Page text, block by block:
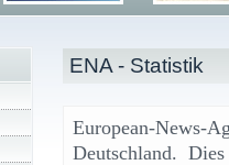
ENA - Statistik
European-News-
Deutschland.